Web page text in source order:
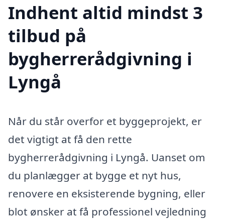
Indhent altid mindst 3
tilbud på
bygherrerådgivning i
Lyngå
Når du står overfor et byggeprojekt, er
det vigtigt at få den rette
bygherrerådgivning i Lyngå. Uanset om
du planlægger at bygge et nyt hus,
renovere en eksisterende bygning, eller
blot ønsker at få professionel vejledning